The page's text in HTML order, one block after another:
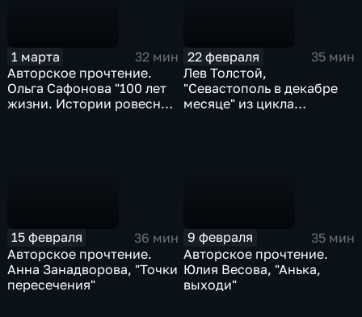
1 марта
32 мин
Авторское прочтение.
Ольга Сафонова "100 лет
жизни. Истории ровесниц
22 февраля
35 мин
Лев Толстой,
"Севастополь в декабре
месяце" из цикла
15 февраля
36 мин
Авторское прочтение.
Анна Занадворова, "Точки
пересечения"
9 февраля
35 мин
Авторское прочтение.
Юлия Весова, "Анька,
выходи"